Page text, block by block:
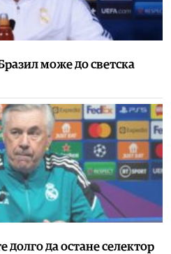
може до светска
да остане селектор